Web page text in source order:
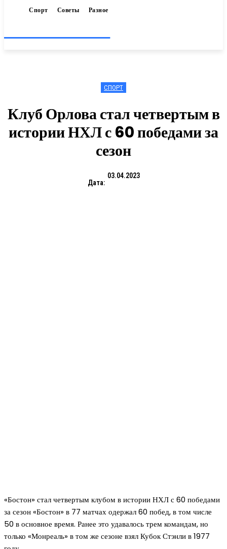
Спорт Советы Разное
СПОРТ
Клуб Орлова стал четвертым в
истории НХЛ с 60 победами за
сезон
Дата:
03.04.2023
«Бостон» стал четвертым клубом в истории НХЛ с 60 победами
за сезон «Бостон» в 77 матчах одержал 60 побед, в том числе
50 в основное время. Ранее это удавалось трем командам, но
только «Монреаль» в том же сезоне взял Кубок Стэнли в 1977